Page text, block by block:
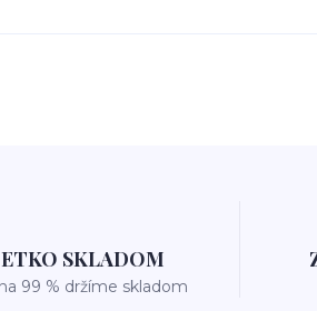
SKLADOM
99 % držíme skladom